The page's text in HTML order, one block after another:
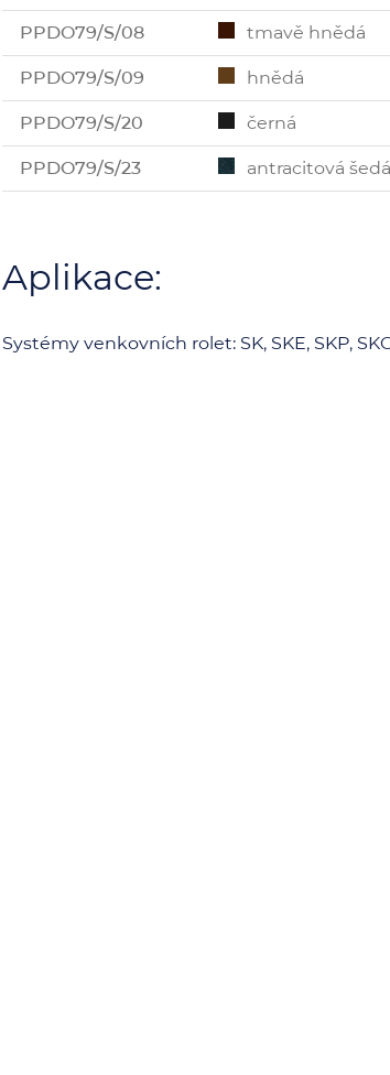
PPDO79/S/08 tmavě hnědá
PPDO79/S/09 hnědá
PPDO79/S/20 černá
PPDO79/S/23 antracitová šedá
Aplikace:
Systémy venkovních rolet: SK, SKE, SKP,